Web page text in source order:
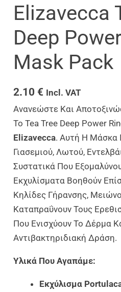
Elizavecca
Deep
Mask Pack
2.10 € Incl. VAT
Ανανεώστε Και
Το Tea Tree Deep Power
Elizavecca. Αυτή Η Μάσκα
Γιασεμιού, Λωτού,
Συστατικά Που
Εκχυλίσματα Βοηθούν
Κηλίδες Γήρανσης,
Καταπραΰνουν Τους
Που Ενισχύουν Το Δέρμα
Αντιβακτηριδιακή Δράση.
Υλικά Που Αγαπάμε:
Εκχύλισμα